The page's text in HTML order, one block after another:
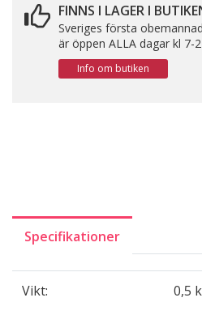
FINNS I LAGER I
Sveriges första
är öppen ALLA dagar kl 7-
Info om butiken
Specifikationer
Vikt: 0,5